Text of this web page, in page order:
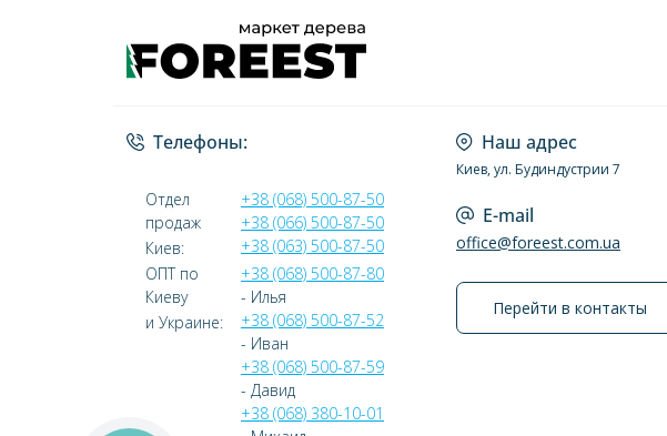
Телефоны:
Отдел
продаж
Киев:
+38 (068) 500-87-50
+38 (066) 500-87-50
+38 (063) 500-87-50
ОПТ по
Киеву
и Украине:
+38 (068) 500-87-80
- Илья
+38 (068) 500-87-52
- Иван
+38 (068) 500-87-59
- Давид
+38 (068) 380-10-01
Наш адрес
Киев, ул. Будиндустрии 7
E-mail
office@foreest.com.ua
Перейти в контакты